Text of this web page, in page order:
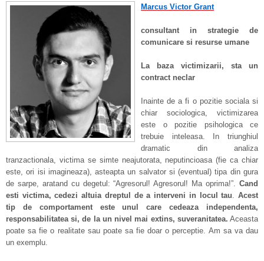
Marcus Victor Grant
consultant in strategie de
comunicare si resurse umane
La baza victimizarii, sta un
contract neclar
Inainte de a fi o pozitie sociala si
chiar sociologica, victimizarea
este o pozitie psihologica ce
trebuie inteleasa. In triunghiul
dramatic din analiza
tranzactionala, victima se simte neajutorata, neputincioasa (fie ca chiar
este, ori isi imagineaza), asteapta un salvator si (eventual) tipa din gura
de sarpe, aratand cu degetul: “Agresorul! Agresorul! Ma oprima!”. Cand
esti victima, cedezi altuia dreptul de a interveni in locul tau.Acest
tip de comportament este unul care cedeaza independenta,
responsabilitatea si, de la un nivel mai extins, suveranitatea. Aceasta
poate sa fie o realitate sau poate sa fie doar o perceptie. Am sa va dau
un exemplu.